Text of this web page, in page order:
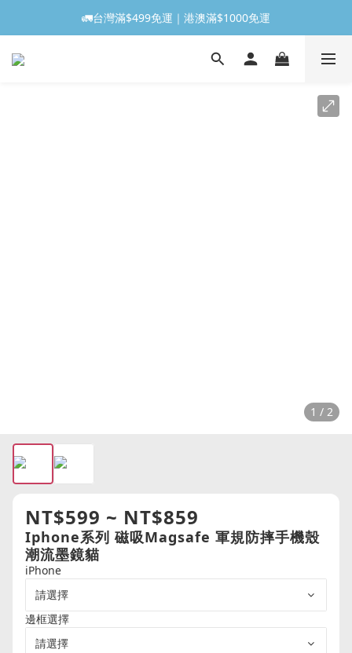
🚛台灣滿$499免運｜港澳滿$1000免運
1 / 2
NT$599 ~ NT$859
Iphone系列 磁吸Magsafe 軍規防摔手機殼
潮流墨鏡貓
iPhone
邊框選擇